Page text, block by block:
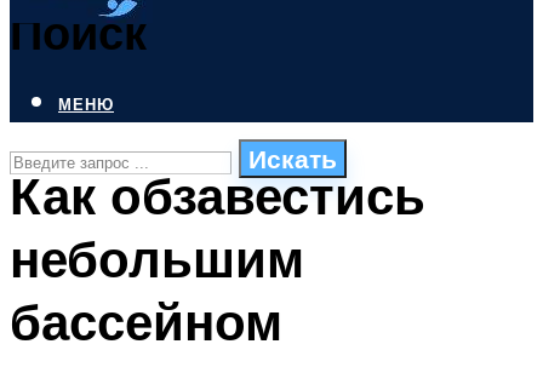
Поиск
Искать
ПЛАВАНЬЕ ДЛЯ ДЕТЕЙ
БАССЕЙН ДЛЯ ДОМА
МЕНЮ
Как обзавестись
небольшим
бассейном